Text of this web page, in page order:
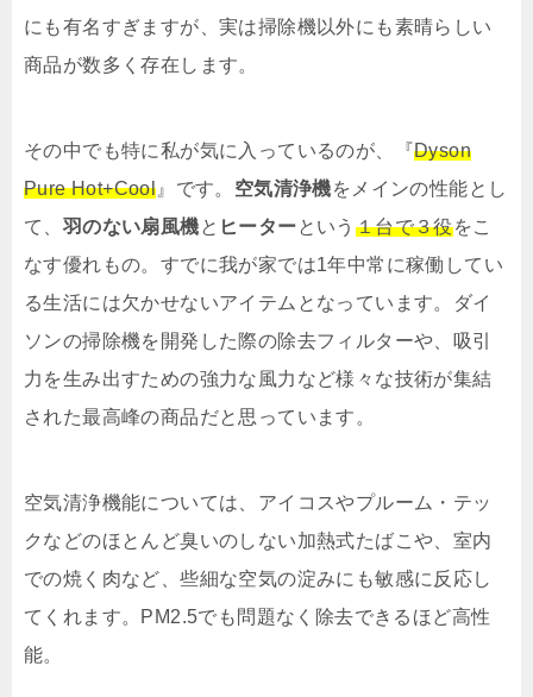
にも有名すぎますが、実は掃除機以外にも素晴らしい
商品が数多く存在します。
その中でも特に私が気に入っているのが、『Dyson
Pure Hot+Cool 』です。 空気清浄機をメインの性能とし
て、 羽のない扇風機と ヒーターという １台で３役をこ
なす優れもの。すでに我が家では1年中常に稼働してい
る生活には欠かせないアイテムとなっています。ダイ
ソンの掃除機を開発した際の除去フィルターや、吸引
力を生み出すための強力な風力など様々な技術が集結
された最高峰の商品だと思っています。
空気清浄機能については、アイコスやプルーム・テッ
クなどのほとんど臭いのしない加熱式たばこや、室内
での焼く肉など、些細な空気の淀みにも敏感に反応し
てくれます。PM2.5でも問題なく除去できるほど高性
能。